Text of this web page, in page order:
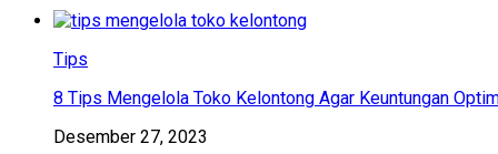
Tips
8 Tips Mengelola Toko Kelontong Agar Keuntungan
Desember 27, 2023